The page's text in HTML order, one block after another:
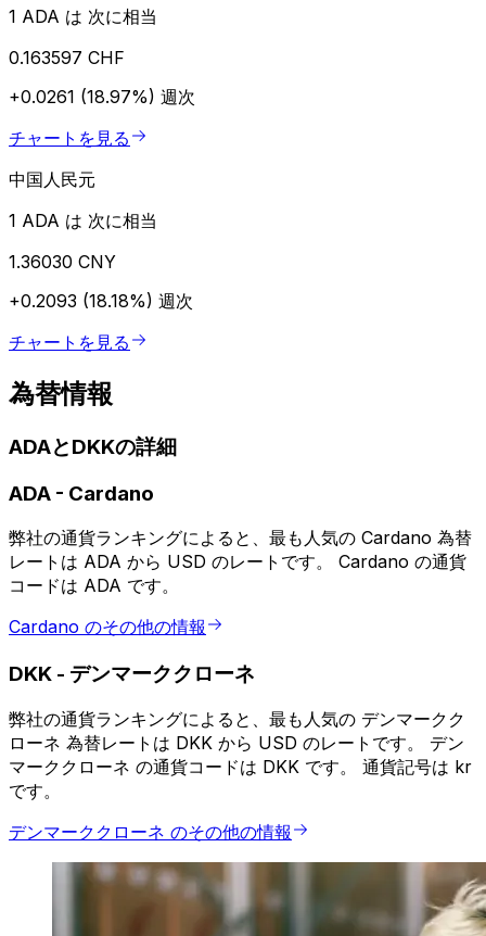
1 ADA は 次に相当
0.163597 CHF
+0.0261 (18.97%) 週次
チャートを見る
中国人民元
1 ADA は 次に相当
1.36030 CNY
+0.2093 (18.18%) 週次
チャートを見る
為替情報
ADAとDKKの詳細
ADA - Cardano
弊社の通貨ランキングによると、最も人気の Cardano 為替
レートは ADA から USD のレートです。 Cardano の通貨
コードは ADA です。
Cardano のその他の情報
DKK - デンマーククローネ
弊社の通貨ランキングによると、最も人気の デンマークク
ローネ 為替レートは DKK から USD のレートです。 デン
マーククローネ の通貨コードは DKK です。 通貨記号は kr
です。
デンマーククローネ のその他の情報